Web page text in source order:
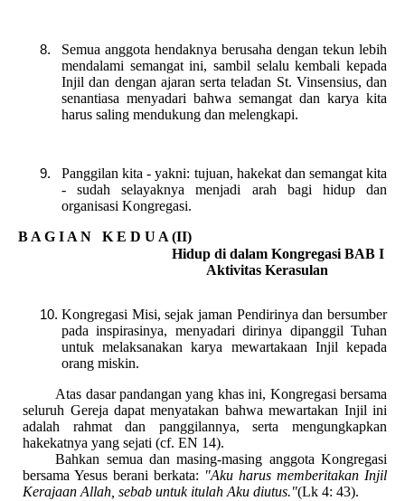
Semua anggota hendaknya berusaha dengan tekun lebih
mendalami semangat ini, sambil selalu kembali kepada
Injil dan dengan ajaran serta teladan St. Vinsensius, dan
senantiasa menyadari bahwa semangat dan karya kita
harus saling mendukung dan melengkapi.
Panggilan kita - yakni: tujuan, hakekat dan semangat kita
- sudah selayaknya menjadi arah bagi hidup dan
organisasi Kongregasi.
B A G I A N K E D U A (II)
Hidup di dalam Kongregasi BAB I
Aktivitas Kerasulan
Kongregasi Misi, sejak jaman Pendirinya dan bersumber
pada inspirasinya, menyadari dirinya dipanggil Tuhan
untuk melaksanakan karya mewartakaan Injil kepada
orang miskin.
Atas dasar pandangan yang khas ini, Kongregasi bersama
seluruh Gereja dapat menyatakan bahwa mewartakan Injil ini
adalah rahmat dan panggilannya, serta mengungkapkan
hakekatnya yang sejati (cf. EN 14).
Bahkan semua dan masing-masing anggota Kongregasi
bersama Yesus berani berkata: "Aku harus memberitakan Injil
Kerajaan Allah, sebab untuk itulah Aku diutus."(Lk 4: 43).